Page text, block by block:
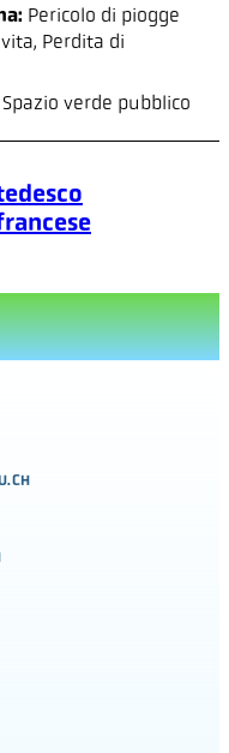
Pericolo di piogge
Perdita di
Spazio verde pubblico